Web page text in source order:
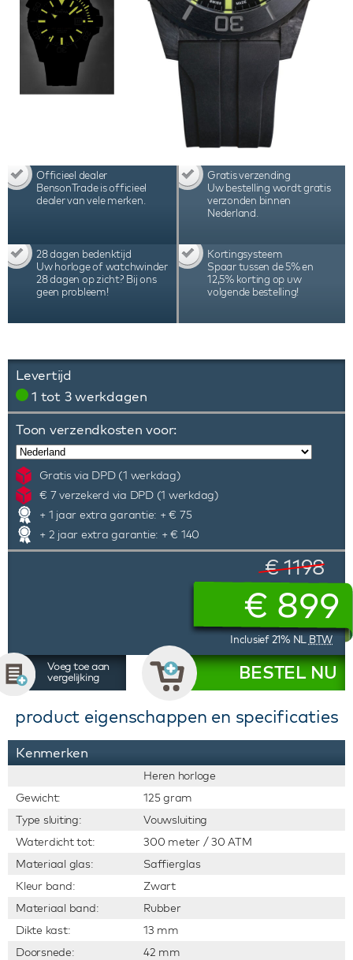
Officieel dealer
BensonTrade is officieel
dealer van vele merken.
Gratis verzending
Uw bestelling wordt gratis
verzonden binnen
Nederland.
28 dagen bedenktijd
Uw horloge of watchwinder
28 dagen op zicht? Bij ons
geen probleem!
Kortingsysteem
Spaar tussen de 5% en
12,5% korting op uw
volgende bestelling!
Levertijd
1 tot 3 werkdagen
Toon verzendkosten voor:
Gratis via DPD (1 werkdag)
€ 7 verzekerd via DPD (1 werkdag)
+ 1 jaar extra garantie: + € 75
+ 2 jaar extra garantie: + € 140
€ 1198
€ 899
Inclusief 21% NL BTW
Voeg toe aan
vergelijking
BESTEL NU
product eigenschappen en specificaties
Kenmerken
Heren horloge
Gewicht:
125 gram
Type sluiting:
Vouwsluiting
Waterdicht tot:
300 meter / 30 ATM
Materiaal glas:
Saffierglas
Kleur band:
Zwart
Materiaal band:
Rubber
Dikte kast:
13 mm
Doorsnede:
42 mm